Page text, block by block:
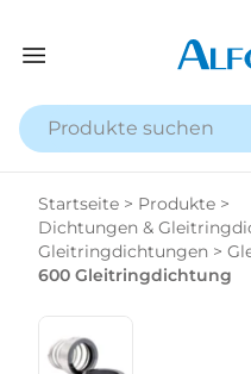
Startseite > Produkte >
Dichtungen &
Gleitringdichtungen >
600 Gleitringdichtung